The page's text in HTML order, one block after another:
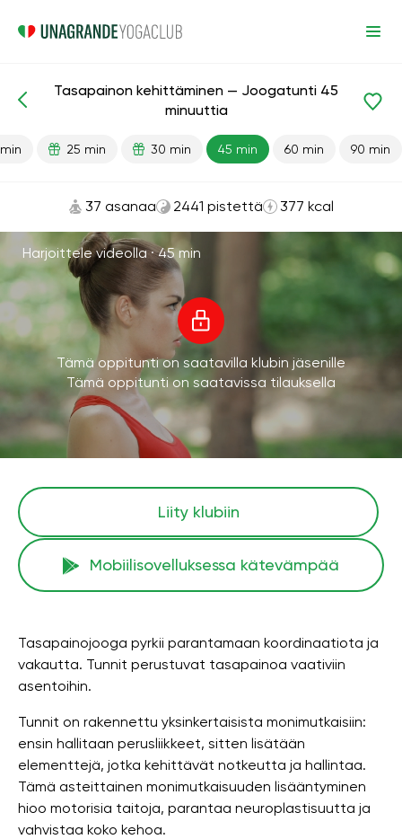
Saldo
Tasapainon kehittäminen — Joogatunti 45
minuuttia
25 min 30 min 45 min 60 min 90 min
37 asanaa 2441 pistettä 377 kcal
Harjoittele videolla ·45 min
Tämä oppitunti on saatavilla klubin jäsenille
Tämä oppitunti on saatavissa tilauksella
Liity klubiin
Mobiilisovelluksessa kätevämpää
Tasapainojooga pyrkii parantamaan koordinaatiota ja
vakautta. Tunnit perustuvat tasapainoa vaativiin
asentoihin.
Tunnit on rakennettu yksinkertaisista monimutkaisiin:
ensin hallitaan perusliikkeet, sitten lisätään
elementtejä, jotka kehittävät notkeutta ja hallintaa.
Tämä asteittainen monimutkaisuuden lisääntyminen
hioo motorisia taitoja, parantaa neuroplastisuutta ja
vahvistaa koko kehoa.